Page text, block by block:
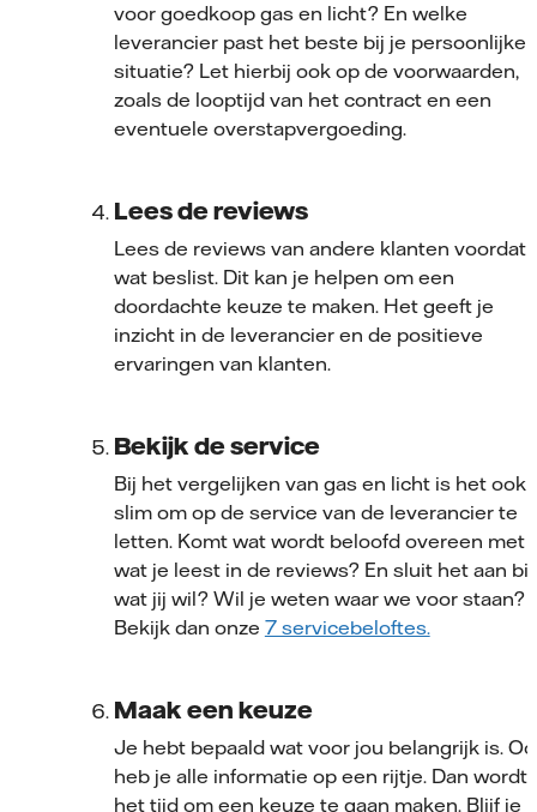
voor goedkoop gas en licht? En welke
leverancier past het beste bij je persoonlijke
situatie? Let hierbij ook op de voorwaarden,
zoals de looptijd van het contract en een
eventuele overstapvergoeding.
Lees de reviews
Lees de reviews van andere klanten voordat
wat beslist. Dit kan je helpen om een
doordachte keuze te maken. Het geeft je
inzicht in de leverancier en de positieve
ervaringen van klanten.
Bekijk de service
Bij het vergelijken van gas en licht is het ook
slim om op de service van de leverancier te
letten. Komt wat wordt beloofd overeen met
wat je leest in de reviews? En sluit het aan bij
wat jij wil? Wil je weten waar we voor staan?
Bekijk dan onze 7 servicebeloftes.
Maak een keuze
Je hebt bepaald wat voor jou belangrijk is.
heb je alle informatie op een rijtje. Dan wordt
het tijd om een keuze te gaan maken. Blijf je